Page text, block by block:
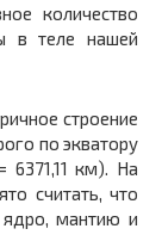
количество
в теле нашей
строение
по экватору
6371,11 км). На
считать, что
ядро, мантию и